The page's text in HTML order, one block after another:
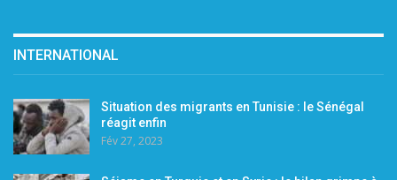
INTERNATIONAL
Situation des migrants en Tunisie : le Sénégal
réagit enfin
Fév 27, 2023